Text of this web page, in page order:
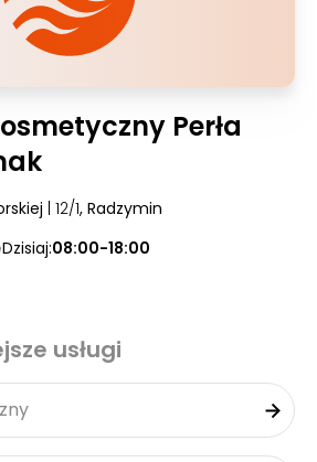
Perła
| 12/1, Radzymin
Dzisiaj:08:00-18:00
usługi